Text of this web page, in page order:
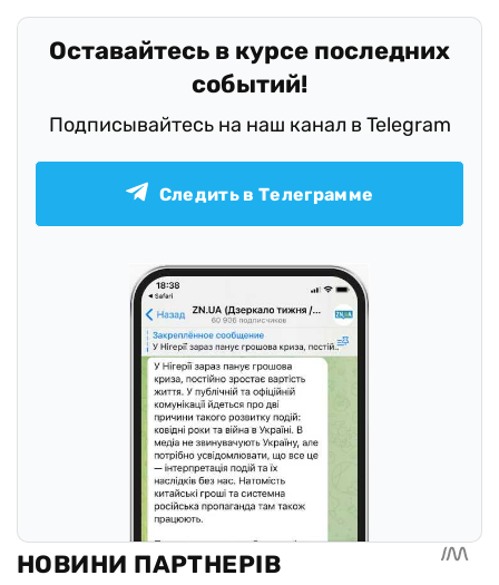
Оставайтесь в курсе последних
событий!
Подписывайтесь на наш канал в Telegram
Следить в Телеграмме